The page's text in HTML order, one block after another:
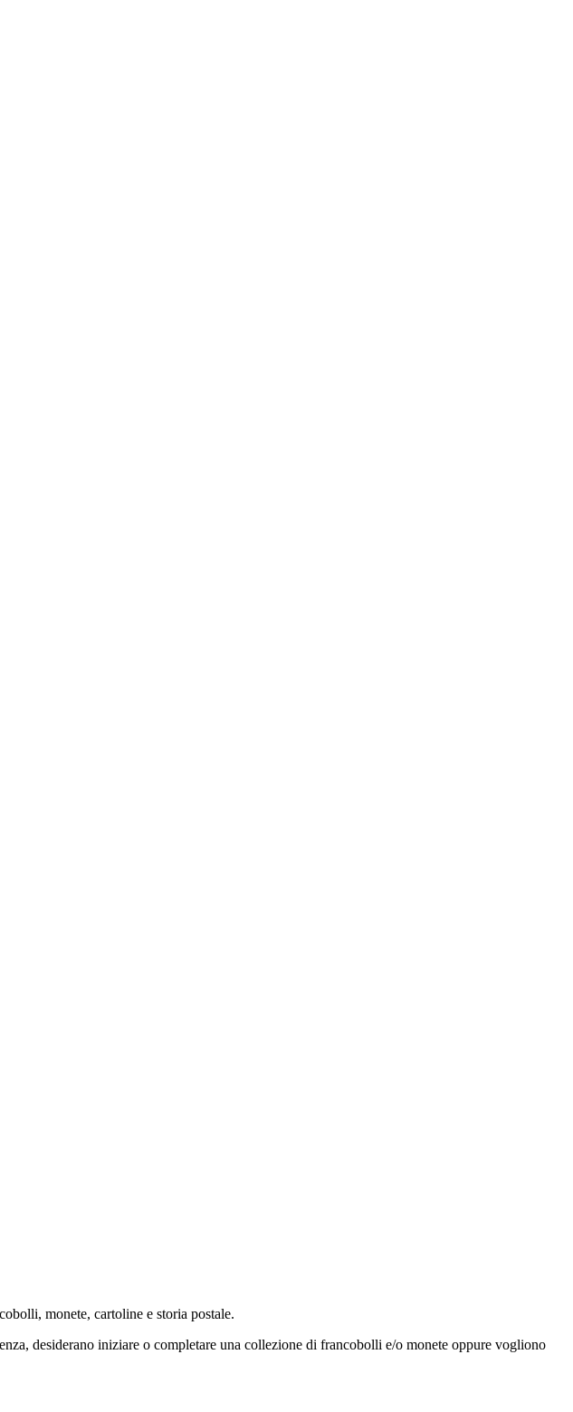
monete, cartoline e storia postale.
desiderano iniziare o completare una collezione di francobolli e/o monete oppure vogliono